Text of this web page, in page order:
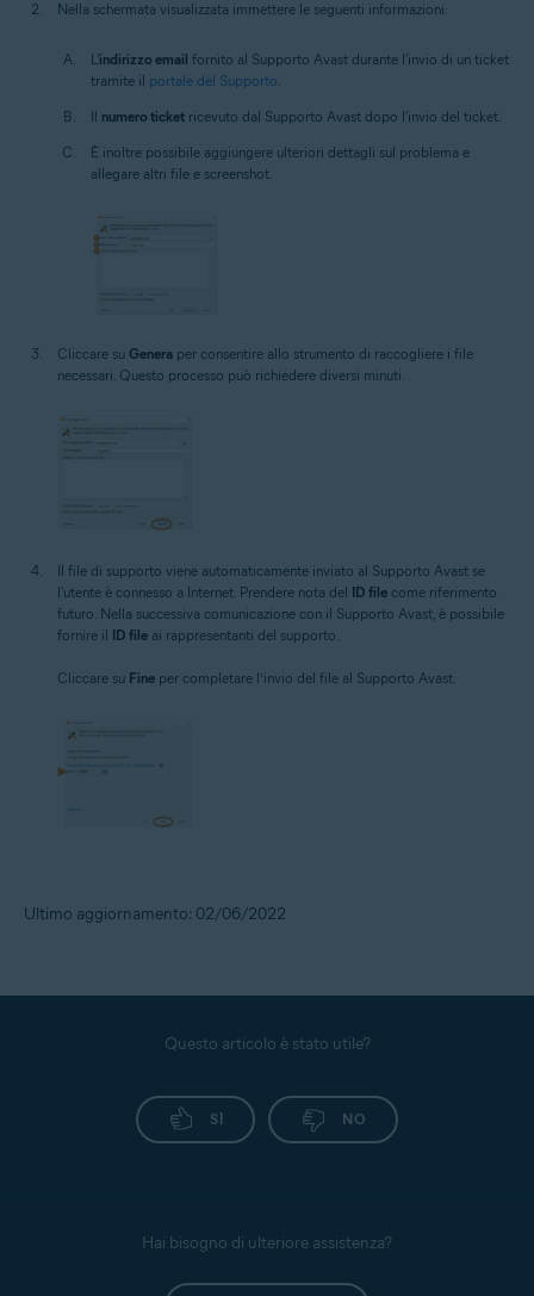
Nella schermata visualizzata immettere le seguenti informazioni:
L'indirizzo email fornito al Supporto Avast durante l'invio di un ticket
tramite il portale del Supporto.
Il numero ticket ricevuto dal Supporto Avast dopo l'invio del ticket.
È inoltre possibile aggiungere ulteriori dettagli sul problema e
allegare altri file e screenshot.
Cliccare su Genera per consentire allo strumento di raccogliere i file
necessari. Questo processo può richiedere diversi minuti.
Il file di supporto viene automaticamente inviato al Supporto Avast se
l'utente è connesso a Internet. Prendere nota del ID file come riferimento
futuro. Nella successiva comunicazione con il Supporto Avast, è possibile
fornire il ID file ai rappresentanti del supporto.
Cliccare su Fine per completare l’invio del file al Supporto Avast.
Ultimo aggiornamento: 02/06/2022
Questo articolo è stato utile?
SÌ NO
Hai bisogno di ulteriore assistenza?